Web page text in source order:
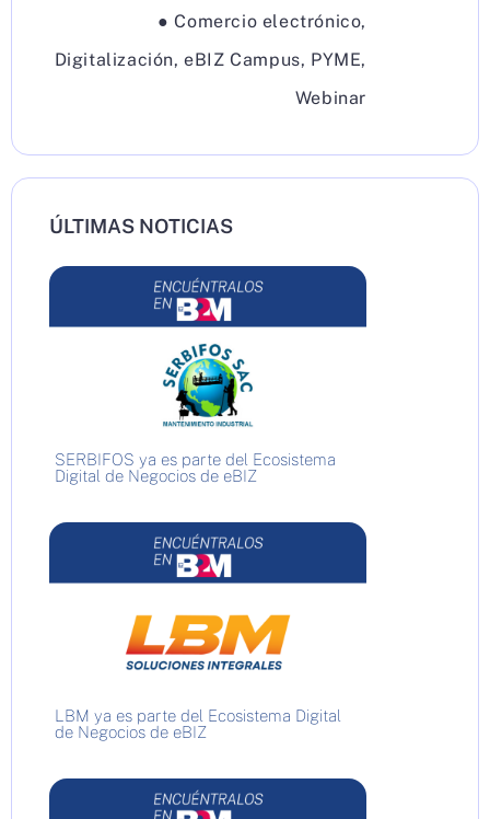
● Comercio electrónico,
Digitalización,eBIZ Campus, PYME,
Webinar
ÚLTIMAS NOTICIAS
SERBIFOS ya es parte del Ecosistema
Digital de Negocios de eBIZ
LBM ya es parte del Ecosistema Digital
de Negocios de eBIZ